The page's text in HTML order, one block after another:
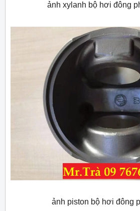
ảnh xylanh bộ hơi đông
ảnh piston bộ hơi đông